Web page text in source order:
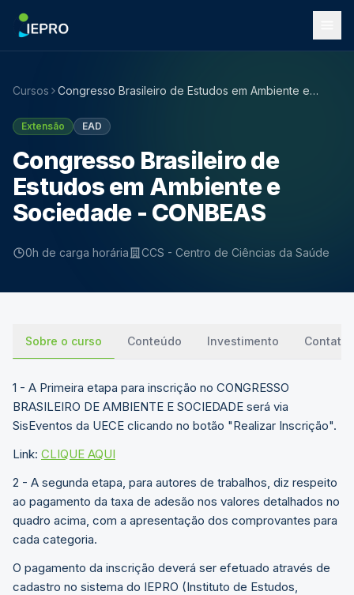
Cursos
Congresso Brasileiro de Estudos em Ambiente e
Extensão EAD
Congresso Brasileiro de
Estudos em Ambiente e
Sociedade - CONBEAS
0h de carga horária CCS - Centro de Ciências da Saúde
Sobre o curso Conteúdo Investimento Contato
1 - A Primeira etapa para inscrição no CONGRESSO
BRASILEIRO DE AMBIENTE E SOCIEDADE será via
SisEventos da UECE clicando no botão "Realizar Inscrição".
Link: CLIQUE AQUI
2 - A segunda etapa, para autores de trabalhos, diz respeito
ao pagamento da taxa de adesão nos valores detalhados no
quadro acima, com a apresentação dos comprovantes para
cada categoria.
O pagamento da inscrição deverá ser efetuado através de
cadastro no sistema do IEPRO (Instituto de Estudos,